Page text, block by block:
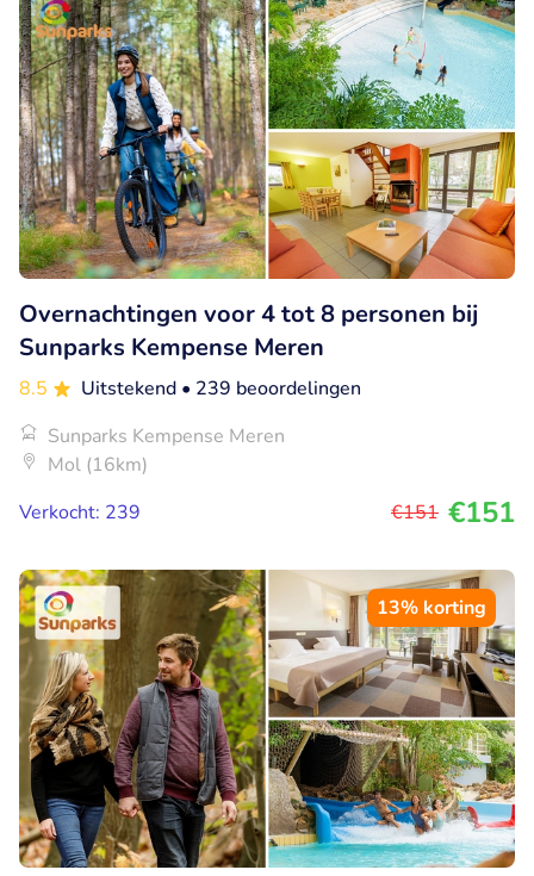
Overnachtingen voor 4 tot 8 personen bij
Sunparks Kempense Meren
8.5 Uitstekend • 239 beoordelingen
Sunparks Kempense Meren
Mol (16km)
Verkocht: 239
€151 €151
13% korting